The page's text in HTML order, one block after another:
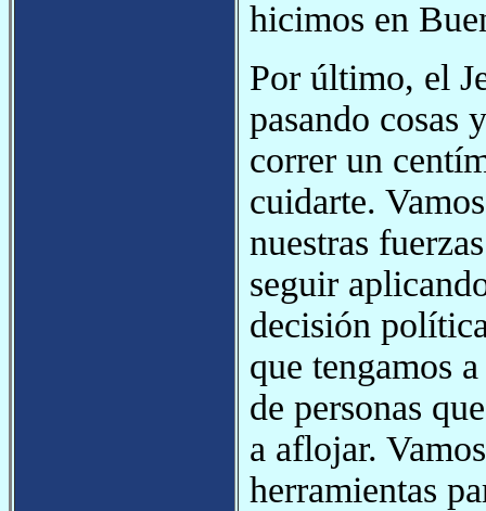
hicimos en
Por último, el
pasando cosas
correr un
cuidarte.
nuestras
seguir
decisión
que tengamos
de personas
a aflojar.
herramientas